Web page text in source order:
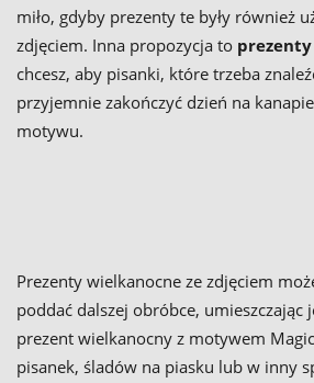
miło, gdyby prezenty te były również
zdjęciem. Inna propozycja to
chcesz, aby pisanki, które trzeba
przyjemnie zakończyć dzień na
motywu.
Prezenty wielkanocne ze zdjęciem
poddać dalszej obróbce,
prezent wielkanocny z motywem
pisanek, śladów na piasku lub w inny